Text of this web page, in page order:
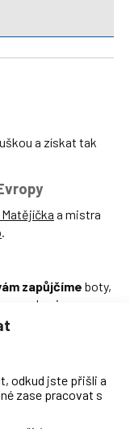
odkud jste přišli a
zase pracovat s
a získat tak
a mistra
.
zapůjčíme boty,
a rukavice.
vzhledem